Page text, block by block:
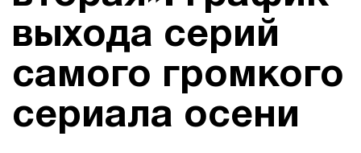
выхода серий
самого громкого
сериала осени